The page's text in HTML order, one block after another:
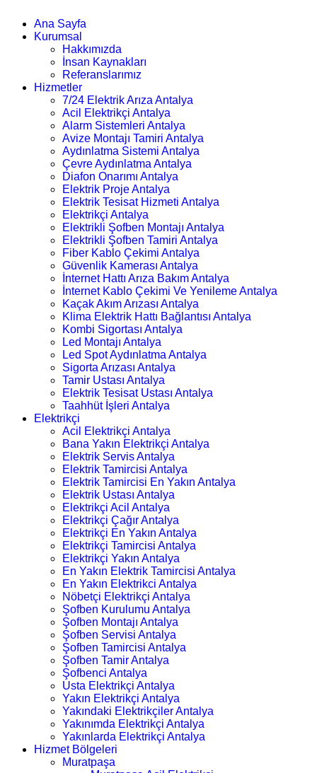
Ana Sayfa
Kurumsal
Hakkımızda
İnsan Kaynakları
Referanslarımız
Hizmetler
7/24 Elektrik Arıza Antalya
Acil Elektrikçi Antalya
Alarm Sistemleri Antalya
Avize Montajı Tamiri Antalya
Aydınlatma Sistemi Antalya
Çevre Aydınlatma Antalya
Diafon Onarımı Antalya
Elektrik Proje Antalya
Elektrik Tesisat Hizmeti Antalya
Elektrikçi Antalya
Elektrikli Şofben Montajı Antalya
Elektrikli Şofben Tamiri Antalya
Fiber Kablo Çekimi Antalya
Güvenlik Kamerası Antalya
İnternet Hattı Arıza Bakım Antalya
İnternet Kablo Çekimi Ve Yenileme Antalya
Kaçak Akım Arızası Antalya
Klima Elektrik Hattı Bağlantısı Antalya
Kombi Sigortası Antalya
Led Montajı Antalya
Led Spot Aydınlatma Antalya
Sigorta Arızası Antalya
Tamir Ustası Antalya
Elektrik Tesisat Ustası Antalya
Taahhüt İşleri Antalya
Elektrikçi
Acil Elektrikçi Antalya
Bana Yakın Elektrikçi Antalya
Elektrik Servis Antalya
Elektrik Tamircisi Antalya
Elektrik Tamircisi En Yakın Antalya
Elektrik Ustası Antalya
Elektrikçi Acil Antalya
Elektrikçi Çağır Antalya
Elektrikçi En Yakın Antalya
Elektrikçi Tamircisi Antalya
Elektrikçi Yakın Antalya
En Yakın Elektrik Tamircisi Antalya
En Yakın Elektrikci Antalya
Nöbetçi Elektrikçi Antalya
Şofben Kurulumu Antalya
Şofben Montajı Antalya
Şofben Servisi Antalya
Şofben Tamircisi Antalya
Şofben Tamir Antalya
Şofbenci Antalya
Usta Elektrikçi Antalya
Yakın Elektrikçi Antalya
Yakındaki Elektrikçiler Antalya
Yakınımda Elektrikçi Antalya
Yakınlarda Elektrikçi Antalya
Hizmet Bölgeleri
Muratpaşa